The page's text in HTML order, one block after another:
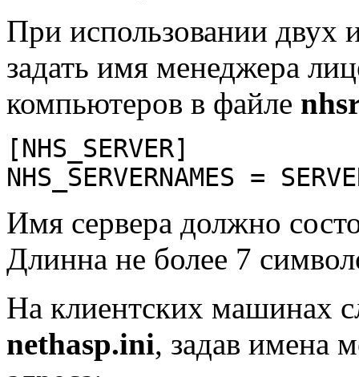
При использовании двух
задать имя менеджера
компьютеров в файле
[NHS_SERVER]
NHS_SERVERNAMES =
Имя сервера должно
Длинна не более 7
На клиентских машинах
nethasp.ini, задав имена